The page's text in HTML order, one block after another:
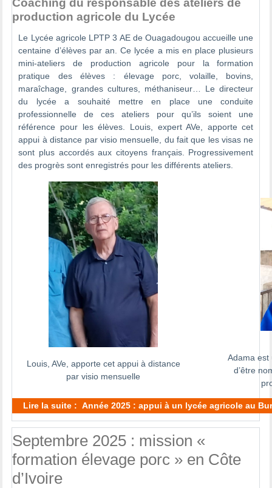
production agricole du Lycée
Le Lycée agricole LPTP 3 AE de Ouagadougou accueille une
centaine d’élèves par an. Ce lycée a mis en place plusieurs
mini-ateliers de production agricole pour la formation
pratique des élèves : élevage porc, volaille, bovins,
maraîchage, grandes cultures, méthaniseur… Le directeur
du lycée a souhaité mettre en place une conduite
professionnelle de ces ateliers pour qu’ils soient une
référence pour les élèves. Louis, expert AVe, apporte cet
appui à distance par visio mensuelle, du fait que les visas ne
sont plus accordés aux citoyens français. Progressivement
des progrès sont enregistrés pour les différents ateliers.
Louis, AVe, apporte cet appui à distance
par visio mensuelle
Adama est
d’être
Lire la suite : Année 2025 : appui à un lycée agricole au
Septembre 2025 : mission «
formation élevage porc » en Côte
d’Ivoire